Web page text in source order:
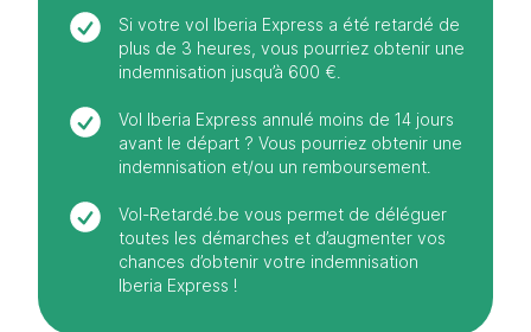
Si votre vol Iberia Express a été retardé de
plus de 3 heures, vous pourriez obtenir une
indemnisation jusqu’à 600 €.
Vol Iberia Express annulé moins de 14 jours
avant le départ ? Vous pourriez obtenir une
indemnisation et/ou un remboursement.
Vol-Retardé.be vous permet de déléguer
toutes les démarches et d’augmenter vos
chances d’obtenir votre indemnisation
Iberia Express !